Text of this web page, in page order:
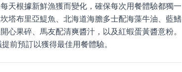
天根據新鮮漁獲而變化，確保每次用餐體驗都獨一
塔布里亞鯷魚、北海道海膽多士配海藻牛油、藍鰭
果碎、馬友配清爽醬汁，以及紅蝦蛋黃醬意粉。
前預訂以獲得最佳用餐體驗。